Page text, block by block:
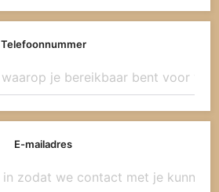
Telefoonnummer
E-mailadres